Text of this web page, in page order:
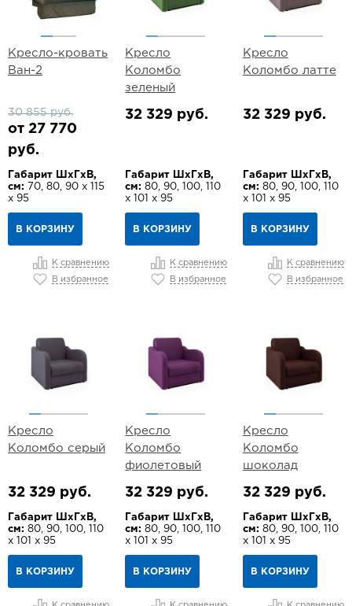
Кресло-кровать
Ван-2
30 855 руб.
от 27 770
руб.
Габарит ШхГхВ,
см: 70, 80, 90 х 115
х 95
В КОРЗИНУ
К сравнению
В избранное
Кресло
Коломбо
зеленый
32 329 руб.
Габарит ШхГхВ,
см: 80, 90, 100, 110
х 101 х 95
В КОРЗИНУ
К сравнению
В избранное
Кресло
Коломбо латте
32 329 руб.
Габарит ШхГхВ,
см: 80, 90, 100, 110
х 101 х 95
В КОРЗИНУ
К сравнению
В избранное
Кресло
Коломбо серый
32 329 руб.
Габарит ШхГхВ,
см: 80, 90, 100, 110
х 101 х 95
В КОРЗИНУ
Кресло
Коломбо
фиолетовый
32 329 руб.
Габарит ШхГхВ,
см: 80, 90, 100, 110
х 101 х 95
В КОРЗИНУ
Кресло
Коломбо
шоколад
32 329 руб.
Габарит ШхГхВ,
см: 80, 90, 100, 110
х 101 х 95
В КОРЗИНУ